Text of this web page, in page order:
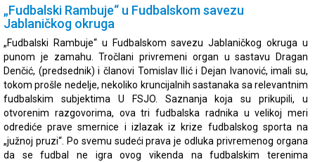
„Fudbalski Rambuje“ u Fudbalskom savezu
Jablaničkog okruga
„Fudbalski Rambuje“ u Fudbalskom savezu Jablaničkog okruga u
punom je zamahu. Tročlani privremeni organ u sastavu Dragan
Denčić, (predsednik) i članovi Tomislav Ilić i Dejan Ivanović, imali su,
tokom prošle nedelje, nekoliko kruncijalnih sastanaka sa relevantnim
fudbalskim subjektima U FSJO. Saznanja koja su prikupili, u
otvorenim razgovorima, ova tri fudbalska radnika u velikoj meri
odrediće prave smernice i izlazak iz krize fudbalskog sporta na
„južnoj pruzi“. Po svemu sudeći prava je odluka privremenog organa
da se fudbal ne igra ovog vikenda na fudbalskim terenima